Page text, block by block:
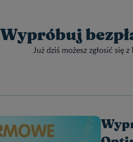
Wypróbuj
Już dziś możesz zgłosić się